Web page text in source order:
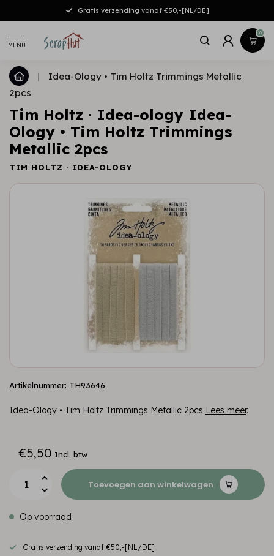
Gratis verzending vanaf €50,-[NL/DE]
MENU
0
|
Idea-Ology • Tim Holtz Trimmings Metallic
2pcs
Tim Holtz · Idea-ology Idea-
Ology • Tim Holtz Trimmings
Metallic 2pcs
TIM HOLTZ · IDEA-OLOGY
Artikelnummer: TH93646
Idea-Ology • Tim Holtz Trimmings Metallic 2pcs Lees meer.
€5,50 Incl. btw
Toevoegen aan winkelwagen
Op voorraad
Gratis verzending vanaf €50,-[NL/DE]